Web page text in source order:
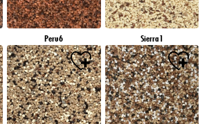
Peru6 Sierra1